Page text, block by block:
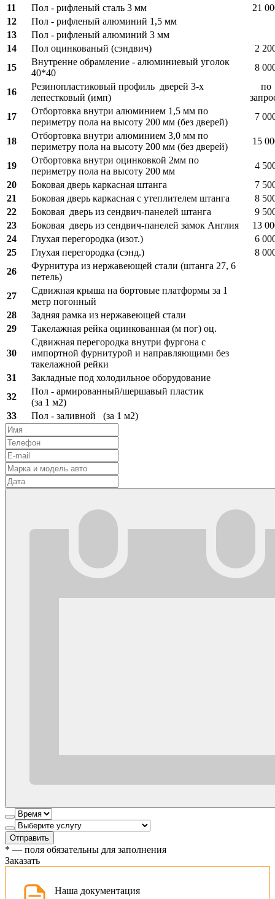
11
Пол - рифленый сталь 3 мм
21
12
Пол - рифленый алюминий 1,5 мм
13
Пол - рифленый алюминий 3 мм
14
Пол оцинкованый (сэндвич)
2
15
Внутренне обрамление - алюминиевый уголок
40*40
8
16
Резинопластиковый профиль дверей 3-х
лепестковый (имп)
по
17
Отбортовка внутри алюминием 1,5 мм по
периметру пола на высоту 200 мм (без дверей)
7
18
Отбортовка внутри алюминием 3,0 мм по
периметру пола на высоту 200 мм (без дверей)
15
19
Отбортовка внутри оцинковкой 2мм по
периметру пола на высоту 200 мм
4
20
Боковая дверь каркасная штанга
7
21
Боковая дверь каркасная с утеплителем штанга
8
22
Боковая дверь из сендвич-панелей штанга
9
23
Боковая дверь из сендвич-панелей замок Англия
13
24
Глухая перегородка (изот.)
6
25
Глухая перегородка (сэнд.)
8
26
Фурнитура из нержавеющей стали (штанга 27, 6
петель)
27
Сдвижная крыша на бортовые платформы за 1
метр погонный
28
Задняя рамка из нержавеющей стали
29
Такелажная рейка оцинкованная (м пог) оц.
30
Сдвижная перегородка внутри фургона с
импортной фурнитурой и направляющими без
такелажной рейки
31
Закладные под холодильное оборудование
32
Пол - армированный/шершавый пластик
(за 1 м2)
33
Пол - заливной (за 1 м2)
Отправить
* — поля обязательны для заполнения
Заказать
Наша документация